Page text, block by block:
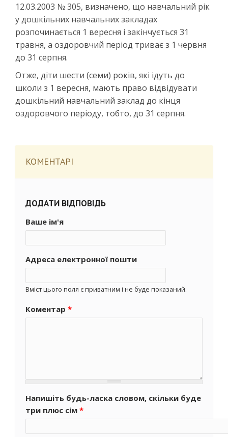
12.03.2003 № 305, визначено, що навчальний рік
у дошкільних навчальних закладах
розпочинається 1 вересня і закінчується 31
травня, а оздоровчий період триває з 1 червня
до 31 серпня.
Отже, діти шести (семи) років, які ідуть до
школи з 1 вересня, мають право відвідувати
дошкільний навчальний заклад до кінця
оздоровчого періоду, тобто, до 31 серпня.
КОМЕНТАРІ
ДОДАТИ ВІДПОВІДЬ
Ваше ім'я
Адреса електронної пошти
Вміст цього поля є приватним і не буде показаний.
Коментар *
Напишіть будь-ласка словом, скільки буде
три плюс сім *